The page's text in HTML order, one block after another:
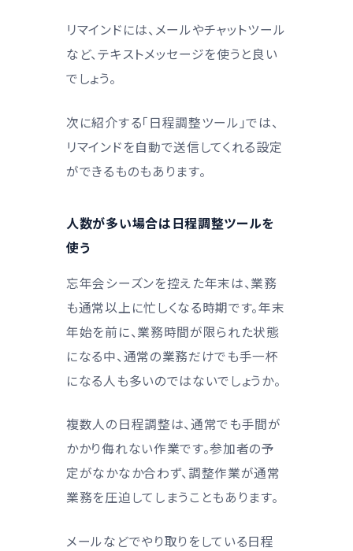
リマインドには、メールやチャットツール
など、テキストメッセージを使うと良い
でしょう。
次に紹介する「日程調整ツール」では、
リマインドを自動で送信してくれる設定
ができるものもあります。
人数が多い場合は日程調整ツールを
使う
忘年会シーズンを控えた年末は、業務
も通常以上に忙しくなる時期です。年末
年始を前に、業務時間が限られた状態
になる中、通常の業務だけでも手一杯
になる人も多いのではないでしょうか。
複数人の日程調整は、通常でも手間が
かかり侮れない作業です。参加者の予
定がなかなか合わず、調整作業が通常
業務を圧迫してしまうこともあります。
メールなどでやり取りをしている日程